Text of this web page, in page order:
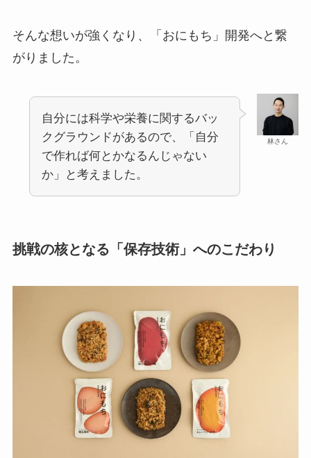
そんな想いが強くなり、「おにもち」開発へと繋
がりました。
林さん
自分には科学や栄養に関するバッ
クグラウンドがあるので、「自分
で作れば何とかなるんじゃない
か」と考えました。
挑戦の核となる「保存技術」へのこだわり